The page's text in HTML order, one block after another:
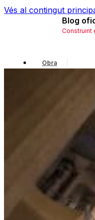
Vés al contingut
Blog
Construint
Obra
Simbologia